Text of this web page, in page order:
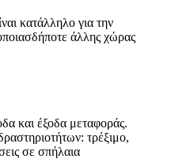
κατάλληλο για την
άλλης χώρας
και έξοδα μεταφοράς.
τρέξιμο,
σε σπήλαια